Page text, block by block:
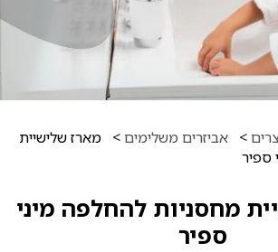
> אביזרים משלימים> מארז שלישיית
ספיר
מחסניות להחלפה מיני
ספיר